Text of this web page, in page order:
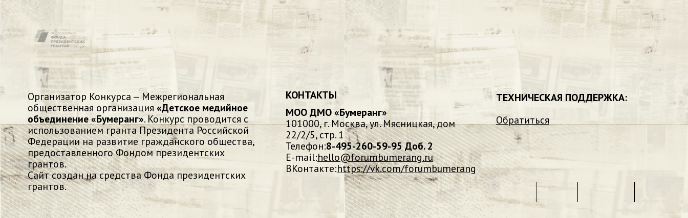
Организатор Конкурса — Межрегиональная
общественная организация «Детское медийное
объединение «Бумеранг». Конкурс проводится с
использованием гранта Президента Российской
Федерации на развитие гражданского общества,
предоставленного Фондом президентских
грантов.
Сайт создан на средства Фонда президентских
грантов.
КОНТАКТЫ
МОО ДМО «Бумеранг»
101000, г. Москва, ул. Мясницкая, дом
22/2/5, стр. 1
Телефон:8-495-260-59-95 Доб. 2
E-mail:hello@forumbumerang.ru
ВКонтакте:https://vk.com/forumbumerang
ТЕХНИЧЕСКАЯ ПОДДЕРЖКА:
Обратиться